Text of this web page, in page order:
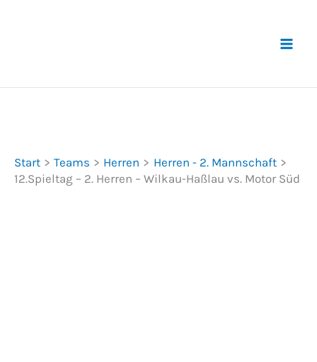
Start Teams Herren
Herren - 2. Mannschaft
12.Spieltag – 2. Herren – Wilkau-Haßlau vs. Motor Süd